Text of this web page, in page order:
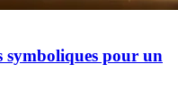
symboliques pour un